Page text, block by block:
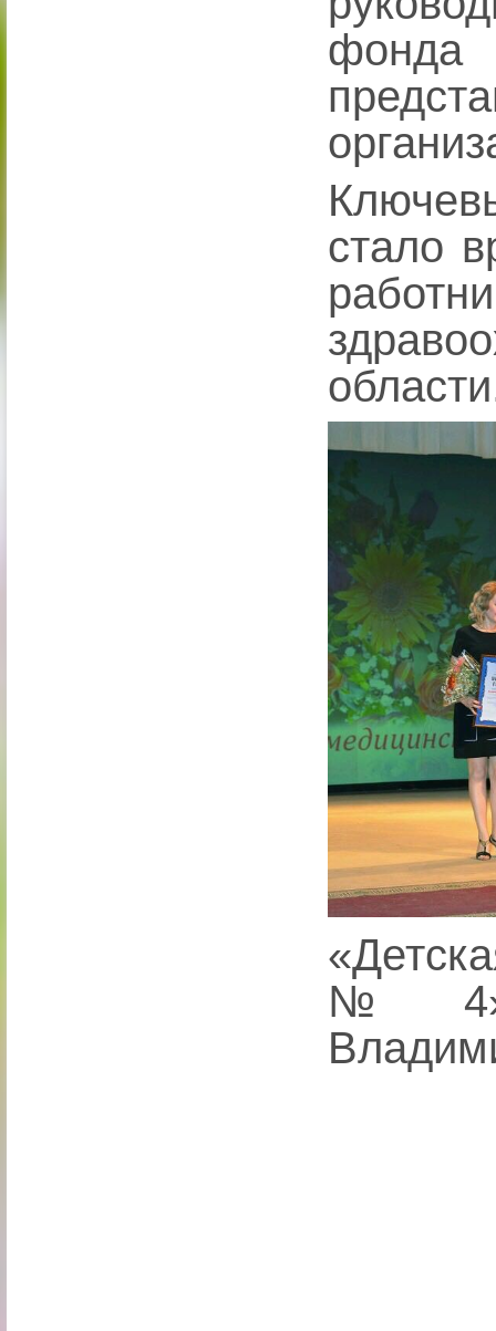
стало
№4»